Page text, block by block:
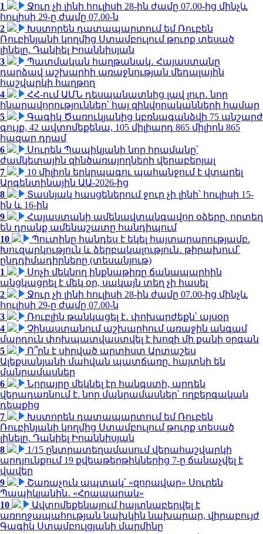
1
Ջուր չի լինի հուլիսի 28-ին ժամը 07.00-ից մինչև
հուլիսի 29-ը ժամը 07.00-ն
2
Խստորեն դատապարտում եմ Ռուբեն
Ռուբինյանի կողմից Ստամբուլում թուրք տեսած
լինելը. Դանիել Իոաննիսյան
3
Պատմական հաղթանակ․ Հայաստանը
դարձավ աշխարհի առաջնության մեդալային
հաշվարկի հաղթող
4
ՀՀ-ում ԱՄՆ դեսպանատնից լավ լուր․ նոր
հնարավորություններ՝ հայ զինվորականների համար
5
Գագիկ Ծառուկյանից կբռնագանձվի 75 անշարժ
գույք, 42 ավտոմեքենա, 105 միլիարդ 865 միլիոն 865
հազար դրամ
6
Սուրեն Պապիկյանի նոր հրամանը՝
ժամկետային զինծառայողների վերաբերյալ
7
10 միլիոն երկրպագու պահանջում է վտարել
Արգենտինային ԱԱ-2026-ից
8
Տասնյակ հասցեներում ջուր չի լինի՝ հուլիսի 15-
ին և 16-ին
9
Հայաստանի ամենավտանգավոր օձերը. որտեղ
են դրանք ամենաշատը հանդիպում
10
Պուտինը հանդես է եկել հայտարարությամբ.
Խուզարկություն և ձերբակալություն․ թիրախում՝
ընդդիմադիրները (տեսանյութ)
1
Սոչի մեկնող ինքնաթիռը ճանապարհին
անցկացրել է մեկ օր, սակայն տեղ չի հասել
2
Ջուր չի լինի հուլիսի 28-ին ժամը 07.00-ից մինչև
հուլիսի 29-ը ժամը 07.00-ն
3
Ռուբլին թանկացել է․ փոխարժեքն՝ այսօր
4
Չինաստանում աշխարհում առաջին անգամ
մարդուն փոխպատվաստվել է խոզի մի քանի օրգան
5
Ո՞րն է սիրված արտիստ Արտաշես
Ալեքսանյանի մահվան պատճառը. հայտնի են
մանրամասներ
6
Նորայրը մեկնել էր հանգստի, արդեն
վերադառնում է. նոր մանրամասներ՝ ողբերգական
դեպքից
7
Խստորեն դատապարտում եմ Ռուբեն
Ռուբինյանի կողմից Ստամբուլում թուրք տեսած
լինելը. Դանիել Իոաննիսյան
8
1/15 ընտրատեղամասում վերահաշվարկի
արդյունքում 19 քվեաթերթիկներից 7-ը ճանաչվել է
վավեր
9
Շառաչուն ապտակ՝ «զորավար» Սուրեն
Պապիկյանին․ «Հրապարակ»
10
Ավտոմեքենայում հայտնաբերվել է
առողջապահության նախկին նախարար, վիրաբույժ
Գագիկ Ստամբուլցյանի մարմինը